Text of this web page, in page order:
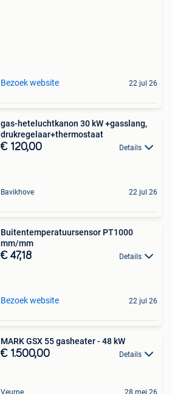
Bezoek website 22 jul 26
gas-heteluchtkanon 30 kW +gasslang,
drukregelaar+thermostaat
€ 120,00 Details
Bavikhove 22 jul 26
Buitentemperatuursensor PT1000
mm/mm
€ 47,18 Details
Bezoek website 22 jul 26
MARK GSX 55 gasheater - 48 kW
€ 1.500,00 Details
Veurne 28 mei 26